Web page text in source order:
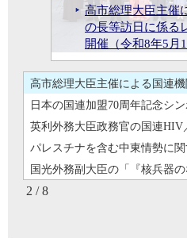
国連行財政
日本の国連加盟70
記念ロゴマークの
高市総理大臣主催
の長等訪日に係る
開催（令和8年5月
日本の国連加盟70
ジウムへの茂木外
和8年5月18日）
英利外務大臣政務
エイズ・ハイレベ
席（概要）（令和8
る安保理公開討論
使ステートメント
日）
い世界』に向けた
イドイベント」へ
4月27日）
国際平和の日にお
鐘式典（令和7年9
山﨑大使によるグ
長への委任状奉呈
日）
日本の国連加盟70周年（2026
2 / 8